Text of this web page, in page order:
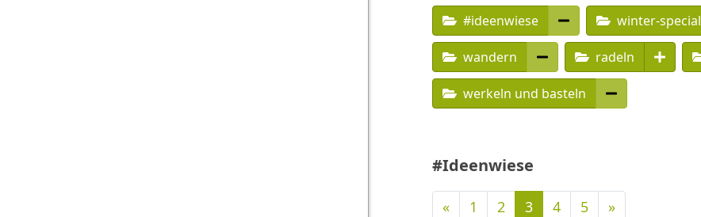
#ideenwiese winter-special
wandern radeln
werkeln und basteln
#Ideenwiese
«Vorherige
1 2 3 4 5 »Nächste